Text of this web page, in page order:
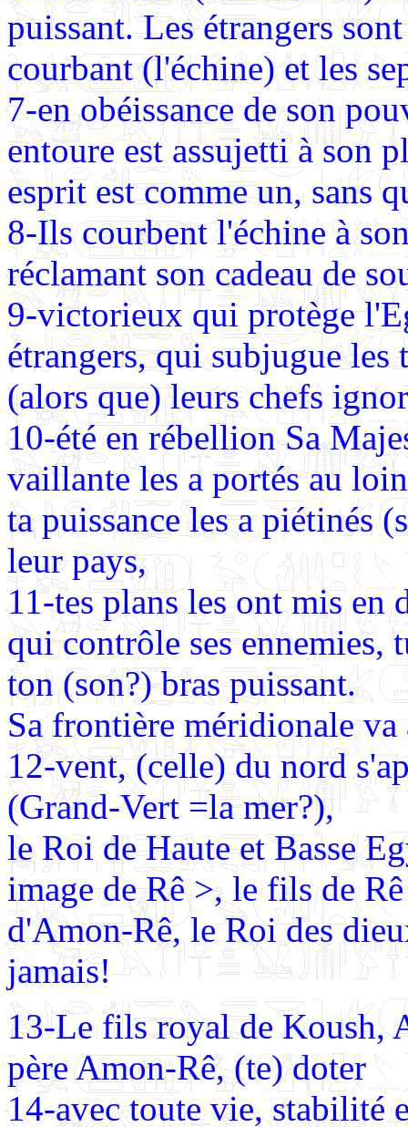
puissant. Les étrangers
courbant (l'échine) et les
7-en obéissance de son
entoure est assujetti à son
esprit est comme un, sans
8-Ils courbent l'échine à
réclamant son cadeau de
9-victorieux qui protège
étrangers, qui subjugue les
(alors que) leurs chefs
10-été en rébellion Sa
vaillante les a portés au
ta puissance les a piétinés
leur pays,
11-tes plans les ont mis en
qui contrôle ses ennemies,
ton (son?) bras puissant.
Sa frontière méridionale
12-vent, (celle) du nord
(Grand-Vert =la mer?),
le Roi de Haute et Basse
image de Rê >, le fils de
d'Amon-Rê, le Roi des
jamais!
13-Le fils royal de Koush,
père Amon-Rê, (te) doter
14-avec toute vie, stabilité